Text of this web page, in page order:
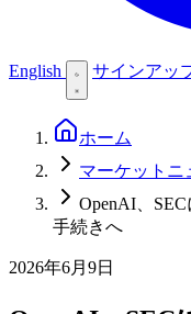
English サインアッ
ホーム
マーケットニ
OpenAI、
手続きへ
2026年6月9日